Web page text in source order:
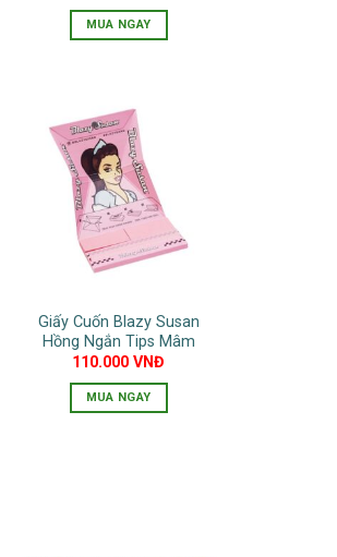
MUA NGAY
Giấy Cuốn Blazy Susan
Hồng Ngắn Tips Mâm
110.000VNĐ
MUA NGAY